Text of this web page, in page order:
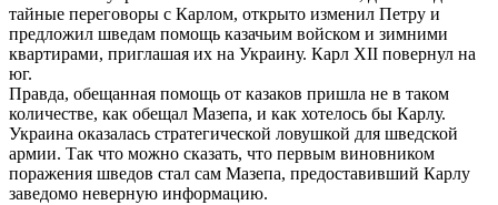
тайные переговоры с Карлом, открыто изменил Петру и
предложил шведам помощь казачьим войском и зимними
квартирами, приглашая их на Украину. Карл XII повернул на
юг.
Правда, обещанная помощь от казаков пришла не в таком
количестве, как обещал Мазепа, и как хотелось бы Карлу.
Украина оказалась стратегической ловушкой для шведской
армии. Так что можно сказать, что первым виновником
поражения шведов стал сам Мазепа, предоставивший Карлу
заведомо неверную информацию.